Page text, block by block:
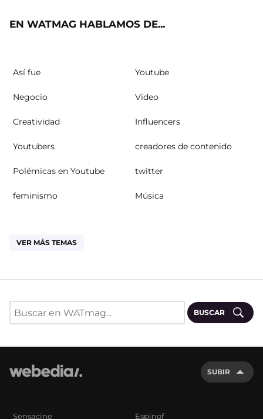
EN WATMAG HABLAMOS DE...
Así fue Youtube
Negocio Video
Creatividad Influencers
Youtubers creadores de contenido
Polémicas en Youtube twitter
feminismo Música
VER MÁS TEMAS
BUSCAR
SUBIR
Sensacine Espinof